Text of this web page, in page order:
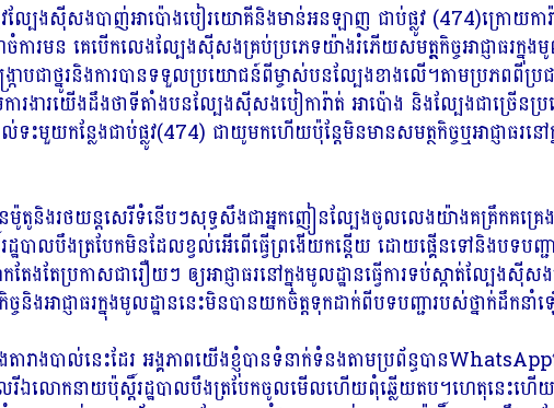
នូវល្បែងស៊ីសងបាញ់អាប៉ោងបៀរយោគីនិងមាន់អនឡាញ ជាប់ផ្លូវ (474)ក្រោយកា
រមន គេបើកលេងល្បែងសុីសងគ្រប់ប្រភេទយ៉ាងរំភើយសមត្ដ្ថកិច្ចអាជ្ញាធរក្នុងមូ
រ្កាបជាថ្នូរនិងការបានទទួលប្រយោជន៍ពីម្ចាស់បនល្បែងខាងលើ។តាមប្រភពពីប្រ
ារងារយើងដឹងថាទីតាំងបនល្បែងសុីសងបៀការ៉ាត់ អាប៉ោង និងល្បែងជាច្រើនប្
ទះមួយកន្លែងជាប់ផ្លូវ(474) ជាយូមកហើយប៉ុន្តែមិនមានសមត្ថកិច្ចឬអាជ្ញាធរនៅ
នម៉ូតូនិងរថយន្តសេរីទំនើបៗសុទ្ធសឹងជាអ្នកញៀនល្បែងចូលលេងយ៉ាងគគ្រឹកគគ្រ
ដ្ឋបាលបឹងត្របែកមិនដែលខ្វល់អើពើធ្វើព្រងើយកន្តើយ ដោយផ្គើនទៅនិងបទប
តែប្រកាសជារឿយៗ ឲ្យអាជ្ញាធរនៅក្នុងមូលដ្ឋានធ្វើការទប់ស្កាត់ល្បែងសុីស
និងអាជ្ញាធរក្នុងមូលដ្ឋាននេះមិនបានយកចិត្តទុកដាក់ពីបទបញ្ជារបស់ថ្នាក់ដឹកន
ារាងបាល់នេះដែរ អង្គភាពយើងខ្ញុំបានទំនាក់ទំនងតាមប្រព័ន្ធបាន
រីឯលោកនាយប៉ុស្តិ៍រដ្ឋបាលបឹងត្របែកចូលមើលហើយពុំឆ្លើយតប។ហេតុនេះហ